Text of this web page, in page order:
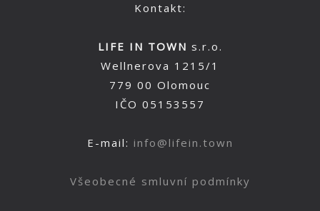
Kontakt:
LIFE IN TOWN s.r.o.
Wellnerova 1215/1
779 00 Olomouc
IČO 05153557
E-mail: info@lifein.town
Všeobecné smluvní podmínky